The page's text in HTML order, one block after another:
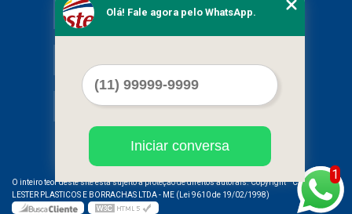
Serviços
Mapa do site
O inteiro teor deste site está sujeito à proteção de direitos autorais. Copyright COMERCIAL
LESTER PLASTICOS E BORRACHAS LTDA - ME (Lei 9610 de 19/02/1998)
1
Olá! Fale agora pelo WhatsApp.
Iniciar conversa